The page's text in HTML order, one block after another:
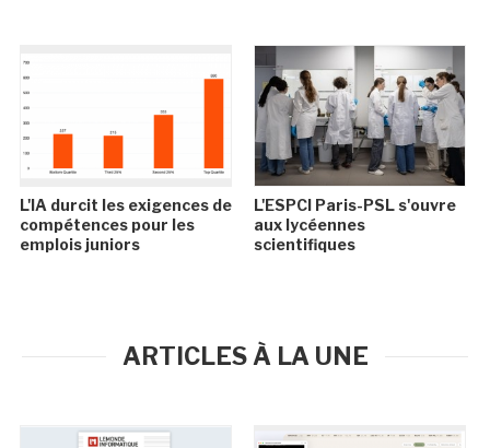
L'IA durcit les exigences de
compétences pour les
emplois juniors
L'ESPCI Paris-PSL s'ouvre
aux lycéennes
scientifiques
ARTICLES À LA UNE